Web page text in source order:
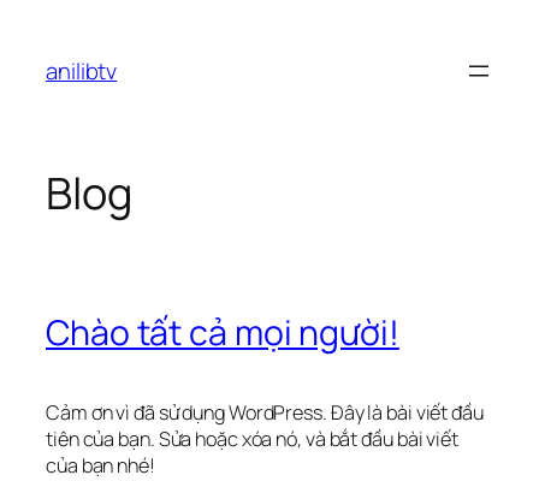
phầnanilibtv
Blog
Chào tất cả mọi người!
Cảm ơn vì đã sử dụng WordPress. Đây là bài viết đầu
tiên của bạn. Sửa hoặc xóa nó, và bắt đầu bài viết
của bạn nhé!